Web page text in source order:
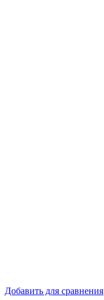
Добавить для сравнения